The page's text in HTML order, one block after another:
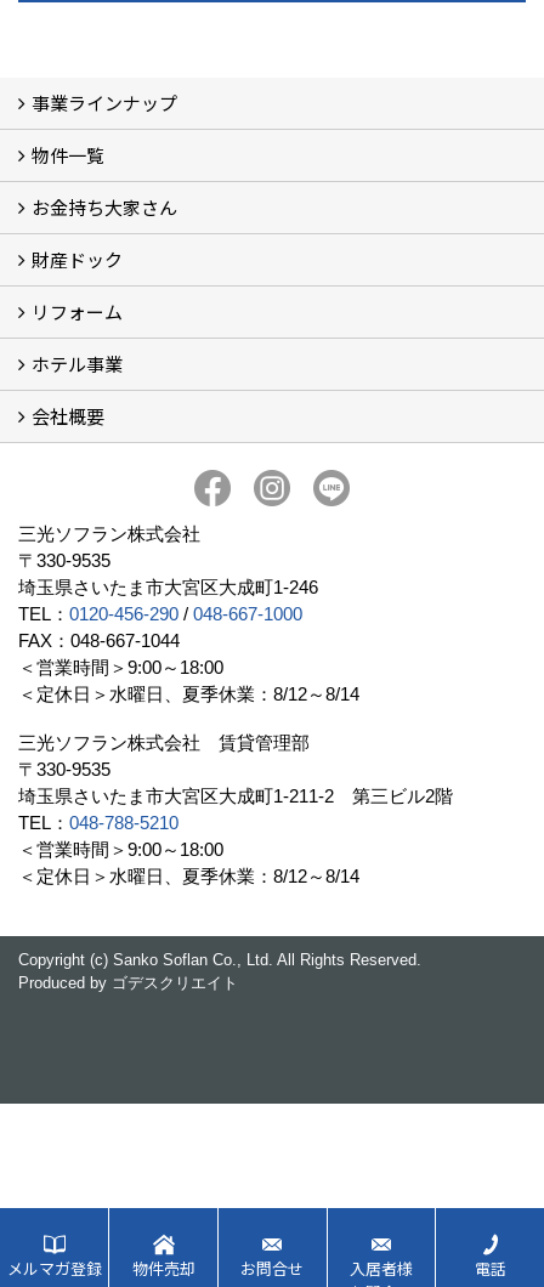
事業ラインナップ
三光ソフラン株式会社の強み
資産運用
収益物件
賃貸管理 (2)
土地有効活用 (3)
相続対策・コンサルティング (3)
不動産買取・売買・仲介 (3)
リフォーム
空き家・空き地対策 (2)
設計・施工・建築請負
物件一覧
物件一覧
フォトギャラリー
弊社施工事例3D写真
お金持ち大家さん
お金持ち大家さん
資産運用コラム (15)
お金持ち大家さんセミナー
財産ドック
財産ドック
リフォーム
リフォーム
ホテル事業
三光ソフランの収益用ホテルのご紹介
ホテル一覧
宿泊施設の主な経営形態
京都での相続税対策例
京都での収益用ホテル(ブティックホテル)の投資活用
訪日外国人旅行者数に関するデータ
よくある質問
会社概要
三光ソフランについて (19)
リクルート情報（新卒採用）
リクルート情報（中途採用）
プライバシーポリシー
三光ソフラン株式会社
〒330-9535
埼玉県さいたま市大宮区大成町1-246
TEL： 0120-456-290 / 048-667-1000
FAX：048-667-1044
＜営業時間＞9:00～18:00
＜定休日＞水曜日、夏季休業：8/12～8/14
三光ソフラン株式会社 賃貸管理部
〒330-9535
埼玉県さいたま市大宮区大成町1-211-2 第三ビル2階
TEL： 048-788-5210
＜営業時間＞9:00～18:00
＜定休日＞水曜日、夏季休業：8/12～8/14
Copyright (c) Sanko Soflan Co., Ltd. All Rights Reserved.
Produced by ゴデスクリエイト
メルマガ登録 物件売却 お問合せ
入居者様
電話